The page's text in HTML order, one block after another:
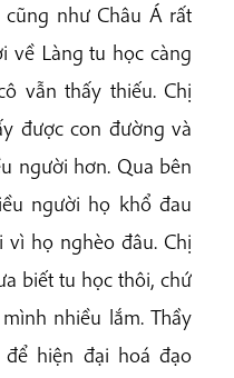
như Châu Á rất
về Làng tu học càng
vẫn thấy thiếu. Chị
được con đường và
người hơn. Qua bên
người họ khổ đau
họ nghèo đâu. Chị
biết tu học thôi, chứ
nhiều lắm. Thầy
hiện đại hoá đạo